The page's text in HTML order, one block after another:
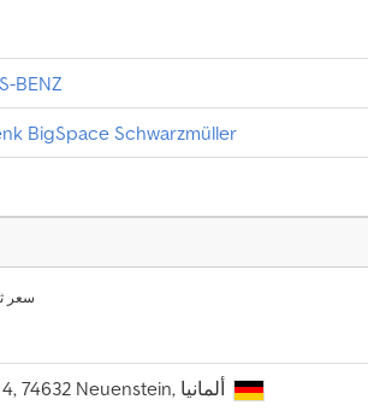
BENZ
BigSpace Schwarzmüller
سعر